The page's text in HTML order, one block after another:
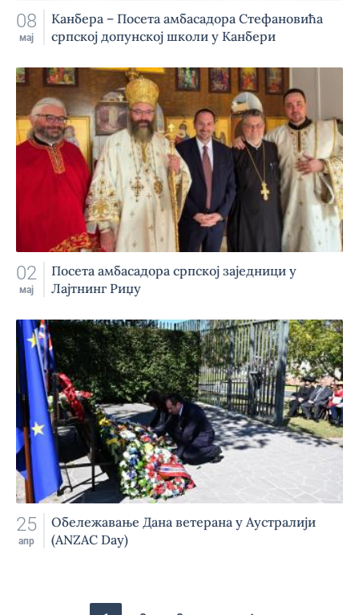
08
мај
Канбера – Посета амбасадора Стефановића
српској допунској школи у Канбери
02
мај
Посета амбасадора српској заједници у
Лајтнинг Риџу
25
апр
Обележавање Дана ветерана у Аустралији
(ANZAC Day)
Pagination